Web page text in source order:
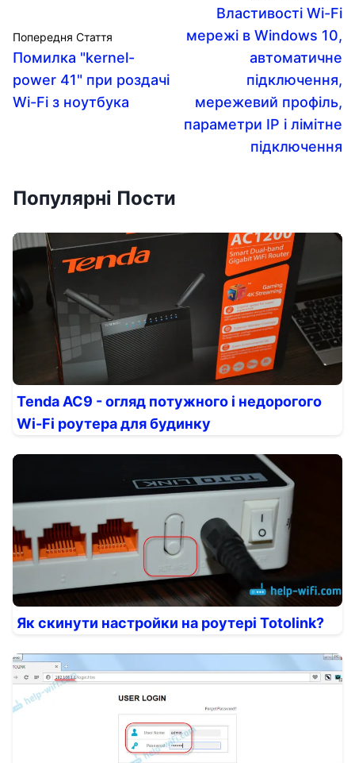
Попередня Стаття
Помилка "kernel-
power 41" при роздачі
Wi-Fi з ноутбука
Властивості Wi-Fi
мережі в Windows 10,
автоматичне
підключення,
мережевий профіль,
параметри IP і лімітне
підключення
Популярні Пости
Tenda AC9 - огляд потужного і недорогого
Wi-Fi роутера для будинку
Як скинути настройки на роутері Totolink?